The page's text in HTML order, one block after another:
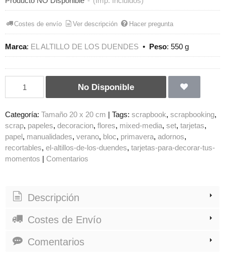
Costes de envío Ver descripción Hacer pregunta
Marca: EL ALTILLO DE LOS DUENDES • Peso: 550 g
No Disponible
Categoría: Tamaño 20 x 20 cm | Tags: scrapbook scrapbooking
scrap papeles decoracion flores mixed-media set tarjetas
papel manualidades verano bloc primavera adornos
recortables el-altillos-de-los-duendes tarjetas-para-decorar-tus-
momentos | Comentarios
Descripción
Costes de Envío
Comentarios